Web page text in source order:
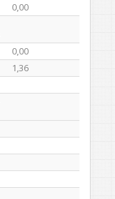
0,00
0,00
1,36